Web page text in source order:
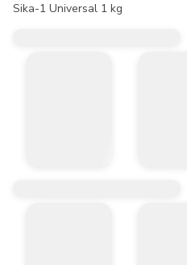
Sika-1 Universal 1 kg